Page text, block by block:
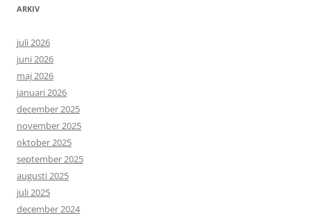
ARKIV
juli 2026
juni 2026
maj 2026
januari 2026
december 2025
november 2025
oktober 2025
september 2025
augusti 2025
juli 2025
december 2024